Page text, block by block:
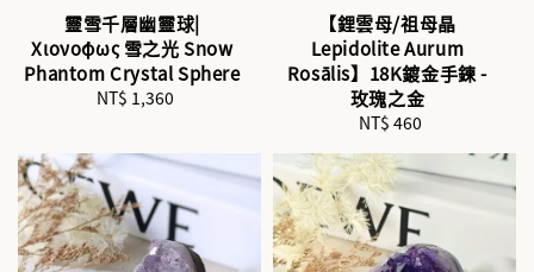
靈雪千層幽靈球|
Χιονόφως 雪之光 Snow
Phantom Crystal Sphere
Regular
NT$ 1,360
【鋰雲母/祖母晶
Lepidolite Aurum
Rosālis】18K鍍金手鍊 -
玫瑰之金
Regular
NT$ 460